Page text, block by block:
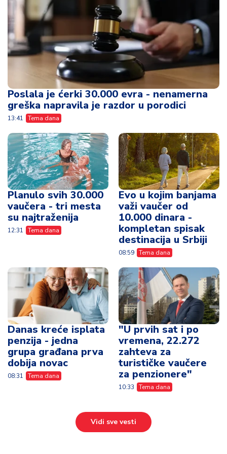
Poslala je ćerki 30.000 evra - nenamerna
greška napravila je razdor u porodici
13:41 Tema dana
Planulo svih 30.000
vaučera - tri mesta
su najtraženija
12:31 Tema dana
Evo u kojim banjama
važi vaučer od
10.000 dinara -
kompletan spisak
destinacija u Srbiji
08:59 Tema dana
Danas kreće isplata
penzija - jedna
grupa građana prva
dobija novac
08:31 Tema dana
"U prvih sat i po
vremena, 22.272
zahteva za
turističke vaučere
za penzionere"
10:33 Tema dana
Vidi sve vesti